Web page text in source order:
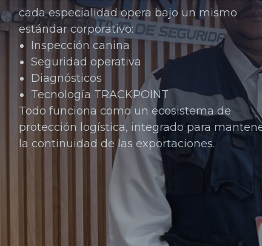
cada especialidad opera bajo un mismo
estándar corporativo:
Inspección canina
Seguridad operativa
Diagnósticos
Tecnología TRACKPOINT
Todo funciona como un ecosistema de
protección logística, integrado para
la continuidad de las exportaciones.